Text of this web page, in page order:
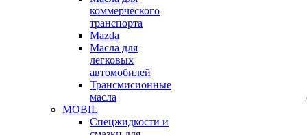
коммерческого
транспорта
Mazda
Масла для
легковых
автомобилей
Трансмисионные
масла
MOBIL
Cпецжидкости и